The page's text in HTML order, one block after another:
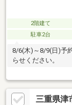
2階建て
駐車2台
8/6(木)～8/9(日)予
らせください。
三重県津